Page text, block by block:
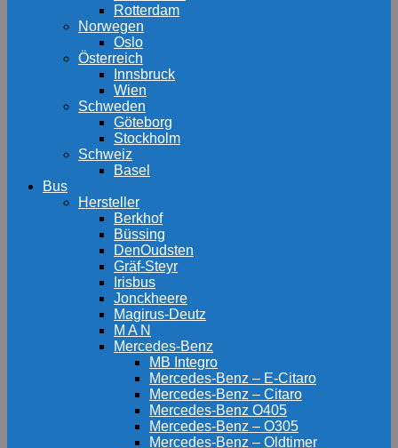
Rotterdam
Norwegen
Oslo
Österreich
Innsbruck
Wien
Schweden
Göteborg
Stockholm
Schweiz
Basel
Bus
Hersteller
Berkhof
Büssing
DenOudsten
Gräf-Steyr
Irisbus
Jonckheere
Magirus-Deutz
M A N
Mercedes-Benz
MB Integro
Mercedes-Benz – E-Citaro
Mercedes-Benz – Citaro
Mercedes-Benz O405
Mercedes-Benz – O305
Mercedes-Benz – Oldtimer